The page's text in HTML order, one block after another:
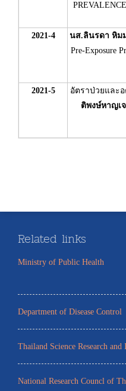
2021-4
นส.ลินรดา หิม
Pre-
2021-5
อัตราป่วยและ
ติพงษ์หาญเ
Related links
Ministry of Public Health
Department of Disease Control
Thailand Science Research and
National Research Councl of